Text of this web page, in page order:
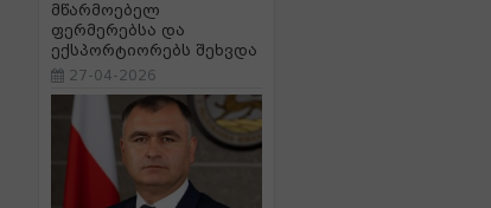
მწარმოებელ
ფერმერებსა და
ექსპორტიორებს შეხვდა
27-04-2026